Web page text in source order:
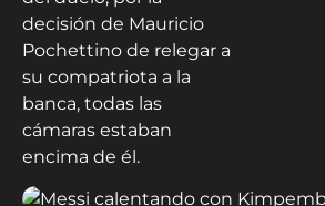
decisión de Mauricio
Pochettino de relegar a
su compatriota a la
banca, todas las
cámaras estaban
encima de él.